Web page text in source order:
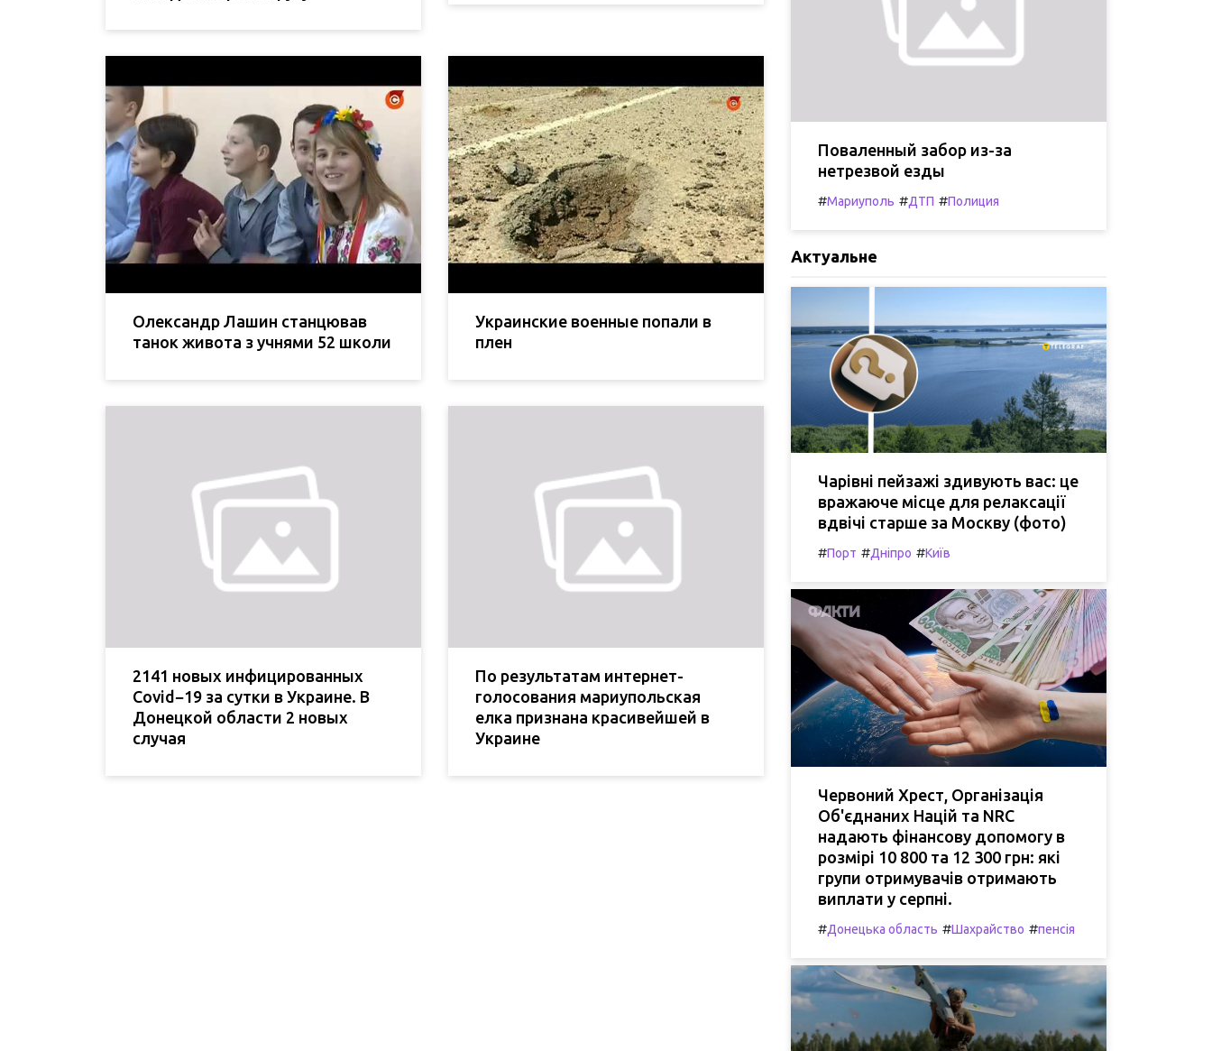
Олександр Лашин станцював
танок живота з учнями 52 школи
Украинские военные попали в
плен
2141 новых инфицированных
Covid−19 за сутки в Украине. В
Донецкой области 2 новых
случая
По результатам интернет-
голосования мариупольская
елка признана красивейшей в
Украине
Поваленный забор из-за
нетрезвой езды
#Мариуполь #ДТП #Полиция
Актуальне
Чарівні пейзажі здивують вас: це
вражаюче місце для релаксації
вдвічі старше за Москву (фото)
#Порт #Дніпро #Київ
Червоний Хрест, Організація
Об'єднаних Націй та NRC
надають фінансову допомогу в
розмірі 10 800 та 12 300 грн: які
групи отримувачів отримають
виплати у серпні.
#Донецька область #Шахрайство #пенсія